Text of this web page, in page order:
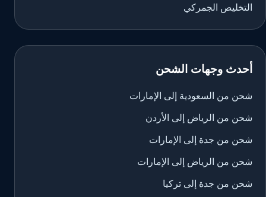
التخليص الجمركي
أحدث وجهات الشحن
شحن من السعودية إلى الإمارات
شحن من الرياض إلى الأردن
شحن من جدة إلى الإمارات
شحن من الرياض إلى الإمارات
شحن من جدة إلى تركيا